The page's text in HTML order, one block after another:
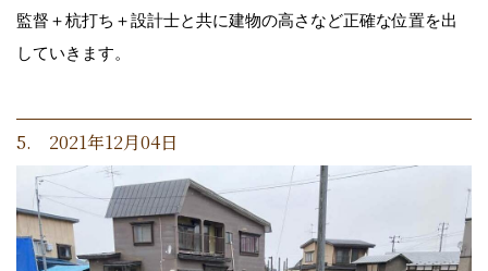
監督＋杭打ち＋設計士と共に建物の高さなど正確な位置を出
していきます。
5. 2021年12月04日